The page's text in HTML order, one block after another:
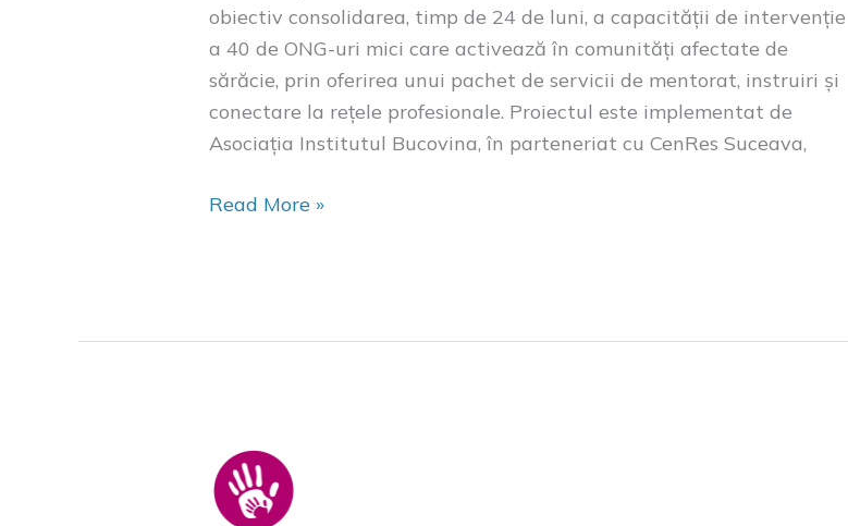
obiectiv consolidarea, timp de 24 de luni, a capacității de intervenție
a 40 de ONG-uri mici care activează în comunități afectate de
sărăcie, prin oferirea unui pachet de servicii de mentorat, instruiri și
conectare la rețele profesionale. Proiectul este implementat de
Asociația Institutul Bucovina, în parteneriat cu CenRes Suceava,
Read More »
REACT